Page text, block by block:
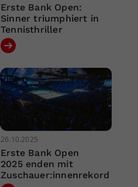
Erste Bank Open:
Sinner triumphiert in
Tennisthriller
26.10.2025
Erste Bank Open
2025 enden mit
Zuschauer:innenrekord